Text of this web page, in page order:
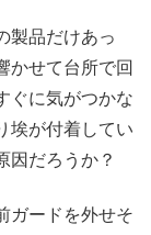
製品だけあっ
かせて台所で回
ぐに気がつかな
埃が付着してい
因だろうか？
ガードを外せそ